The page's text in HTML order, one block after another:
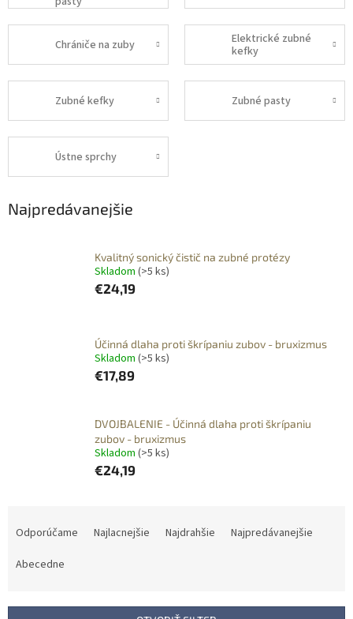
Chrániče na zuby
Elektrické zubné
kefky
Zubné kefky Zubné pasty
Ústne sprchy
Najpredávanejšie
Kvalitný sonický čistič na zubné protézy
Skladom (>5 ks)
€24,19
Účinná dlaha proti škrípaniu zubov - bruxizmus
Skladom (>5 ks)
€17,89
DVOJBALENIE - Účinná dlaha proti škrípaniu
zubov - bruxizmus
Skladom (>5 ks)
€24,19
Odporúčame Najlacnejšie Najdrahšie
Najpredávanejšie
Abecedne